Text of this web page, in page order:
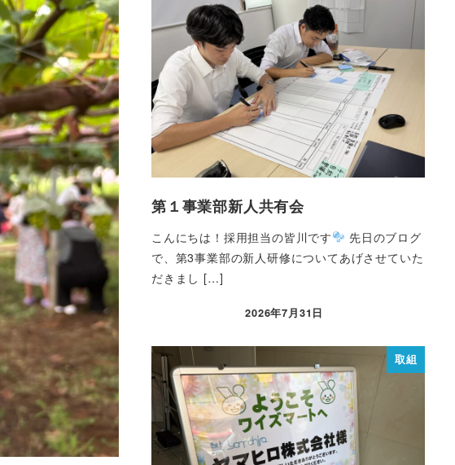
第１事業部新人共有会
こんにちは！採用担当の皆川です
先日のブログ
で、第3事業部の新人研修についてあげさせていた
だきまし […]
2026年7月31日
取組